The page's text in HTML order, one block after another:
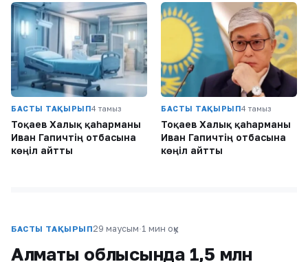
БАСТЫ ТАҚЫРЫП4 тамыз
Тоқаев Халық қаһарманы
Иван Гапичтің отбасына
көңіл айтты
БАСТЫ ТАҚЫРЫП4 тамыз
Тоқаев Халық қаһарманы
Иван Гапичтің отбасына
көңіл айтты
БАСТЫ ТАҚЫРЫП29 маусым·1 мин оқу
Алматы облысында 1,5 млн